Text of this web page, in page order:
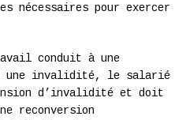
nécessaires pour exercer
conduit à une
une invalidité, le salarié
d’invalidité et doit
reconversion